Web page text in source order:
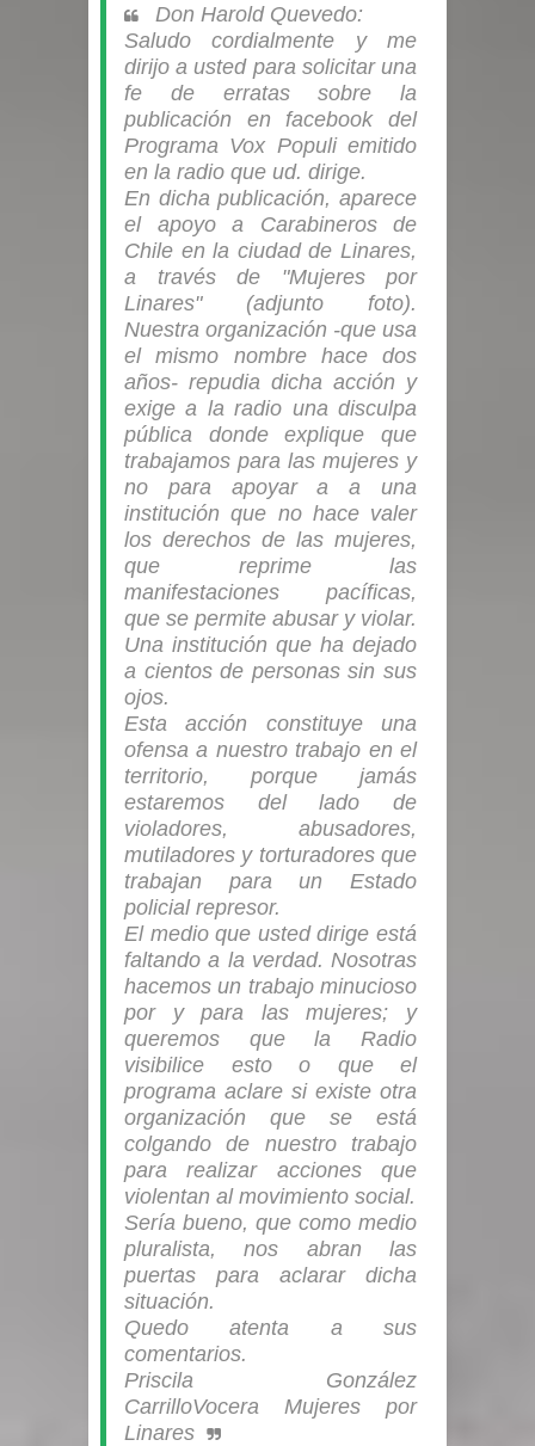
Don Harold Quevedo:
Saludo cordialmente y me
dirijo a usted para solicitar una
fe de erratas sobre la
publicación en facebook del
Programa Vox Populi emitido
en la radio que ud. dirige.
En dicha publicación, aparece
el apoyo a Carabineros de
Chile en la ciudad de Linares,
a través de "Mujeres por
Linares" (adjunto foto).
Nuestra organización -que usa
el mismo nombre hace dos
años- repudia dicha acción y
exige a la radio una disculpa
pública donde explique que
trabajamos para las mujeres y
no para apoyar a a una
institución que no hace valer
los derechos de las mujeres,
que reprime las
manifestaciones pacíficas,
que se permite abusar y violar.
Una institución que ha dejado
a cientos de personas sin sus
ojos.
Esta acción constituye una
ofensa a nuestro trabajo en el
territorio, porque jamás
estaremos del lado de
violadores, abusadores,
mutiladores y torturadores que
trabajan para un Estado
policial represor.
El medio que usted dirige está
faltando a la verdad. Nosotras
hacemos un trabajo minucioso
por y para las mujeres; y
queremos que la Radio
visibilice esto o que el
programa aclare si existe otra
organización que se está
colgando de nuestro trabajo
para realizar acciones que
violentan al movimiento social.
Sería bueno, que como medio
pluralista, nos abran las
puertas para aclarar dicha
situación.
Quedo atenta a sus
comentarios.
Priscila González
CarrilloVocera Mujeres por
Linares